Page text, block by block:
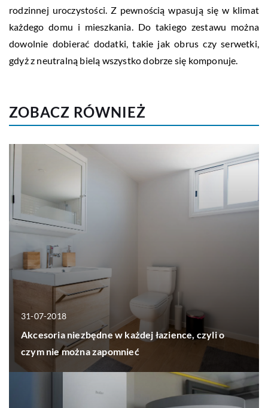
rodzinnej uroczystości. Z pewnością wpasują się w klimat
każdego domu i mieszkania. Do takiego zestawu można
dowolnie dobierać dodatki, takie jak obrus czy serwetki,
gdyż z neutralną bielą wszystko dobrze się komponuje.
ZOBACZ RÓWNIEŻ
31-07-2018
Akcesoria niezbędne w każdej łazience, czyli o
czym nie można zapomnieć